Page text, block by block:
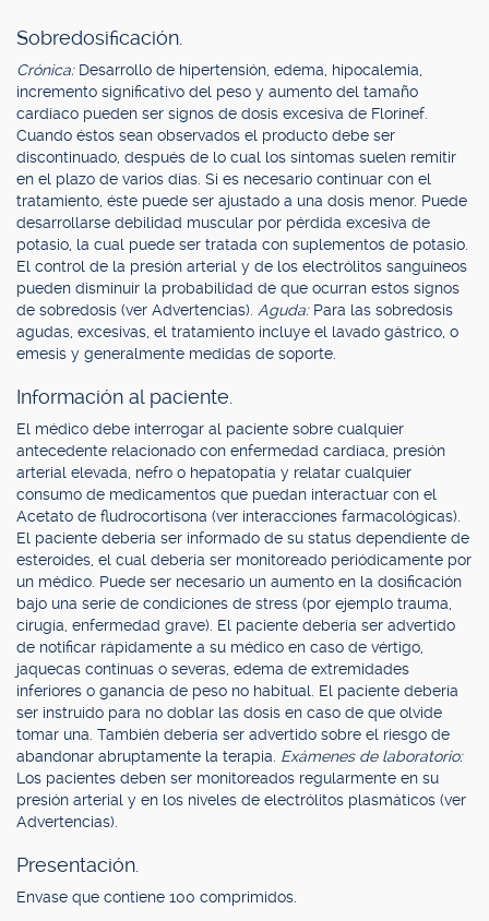
Sobredosificación.
Crónica: Desarrollo de hipertensión, edema, hipocalemia,
incremento significativo del peso y aumento del tamaño
cardíaco pueden ser signos de dosis excesiva de Florinef.
Cuando éstos sean observados el producto debe ser
discontinuado, después de lo cual los síntomas suelen remitir
en el plazo de varios días. Si es necesario continuar con el
tratamiento, éste puede ser ajustado a una dosis menor. Puede
desarrollarse debilidad muscular por pérdida excesiva de
potasio, la cual puede ser tratada con suplementos de potasio.
El control de la presión arterial y de los electrólitos sanguíneos
pueden disminuir la probabilidad de que ocurran estos signos
de sobredosis (ver Advertencias). Aguda: Para las sobredosis
agudas, excesivas, el tratamiento incluye el lavado gástrico, o
emesis y generalmente medidas de soporte.
Información al paciente.
El médico debe interrogar al paciente sobre cualquier
antecedente relacionado con enfermedad cardíaca, presión
arterial elevada, nefro o hepatopatía y relatar cualquier
consumo de medicamentos que puedan interactuar con el
Acetato de fludrocortisona (ver interacciones farmacológicas).
El paciente debería ser informado de su status dependiente de
esteroides, el cual debería ser monitoreado periódicamente por
un médico. Puede ser necesario un aumento en la dosificación
bajo una serie de condiciones de stress (por ejemplo trauma,
cirugía, enfermedad grave). El paciente debería ser advertido
de notificar rápidamente a su médico en caso de vértigo,
jaquecas continuas o severas, edema de extremidades
inferiores o ganancia de peso no habitual. El paciente debería
ser instruido para no doblar las dosis en caso de que olvide
tomar una. También debería ser advertido sobre el riesgo de
abandonar abruptamente la terapia. Exámenes de laboratorio:
Los pacientes deben ser monitoreados regularmente en su
presión arterial y en los niveles de electrólitos plasmáticos (ver
Advertencias).
Presentación.
Envase que contiene 100 comprimidos.